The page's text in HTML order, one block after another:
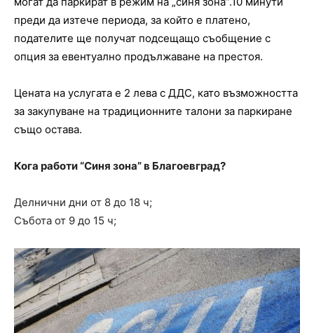
преди да изтече периода, за който е платено,
подателите ще получат подсещащо съобщение с
опция за евентуално продължаване на престоя.
Цената на услугата е 2 лева с ДДС, като възможността
за закупуване на традиционните талони за паркиране
също остава.
Кога работи “Синя зона” в Благоевград?
Делнични дни от 8 до 18 ч;
Събота от 9 до 15 ч;